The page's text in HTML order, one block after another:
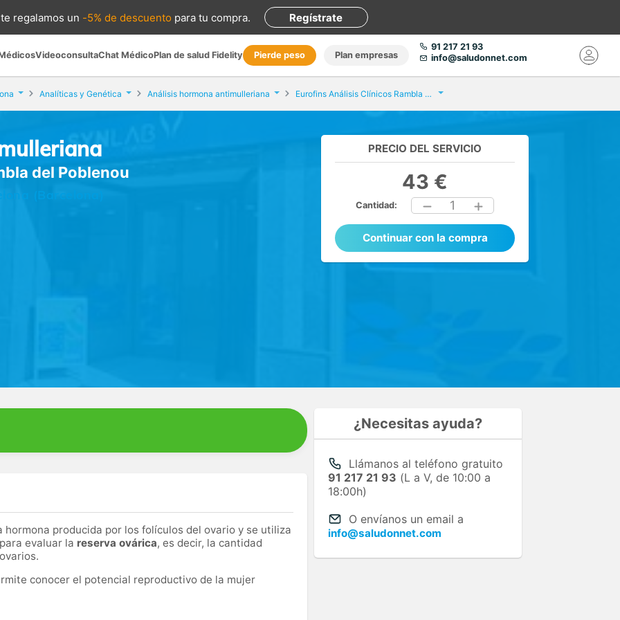
regalamos un -5% de descuento para tu compra. Regístrate
VideoconsultaChat MédicoPlan de salud Fidelity Pierde peso Plan empresas
91 217 21 93
info@saludonnet.com
Analíticas y Genética Análisis hormona antimulleriana Eurofins Análisis Clínicos Rambla del Poblenou
del Poblenou
PRECIO DEL SERVICIO
43 €
Cantidad: 1
Continuar con la compra
hormona producida por los folículos del ovario y se utiliza
evaluar la reserva ovárica, es decir, la cantidad
conocer el potencial reproductivo de la mujer
¿Necesitas ayuda?
Llámanos al teléfono gratuito
91 217 21 93 (L a V, de 10:00 a
18:00h)
O envíanos un email a
info@saludonnet.com